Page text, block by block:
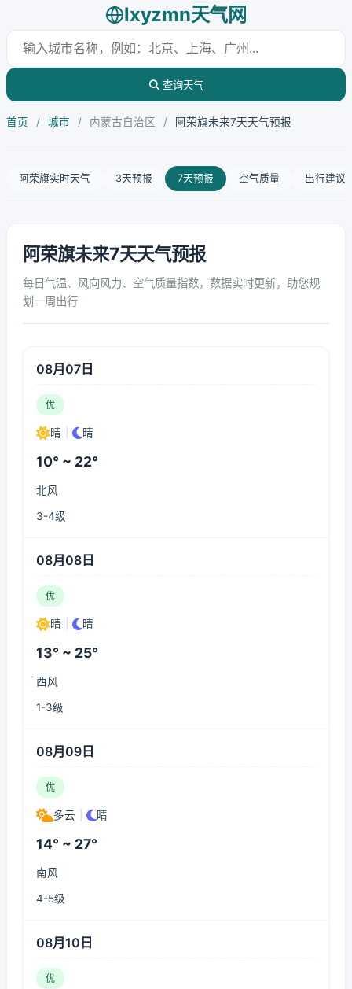
lxyzmn天气网
查询天气
首页 / 城市 / 内蒙古自治区 / 阿荣旗未来7天天气预报
阿荣旗实时天气 3天预报 7天预报 空气质量 出行建议
阿荣旗未来7天天气预报
每日气温、风向风力、空气质量指数，数据实时更新，助您规
划一周出行
08月07日
优
晴 晴
10° ~ 22°
北风
3-4级
08月08日
优
晴 晴
13° ~ 25°
西风
1-3级
08月09日
优
多云 晴
14° ~ 27°
南风
4-5级
08月10日
优